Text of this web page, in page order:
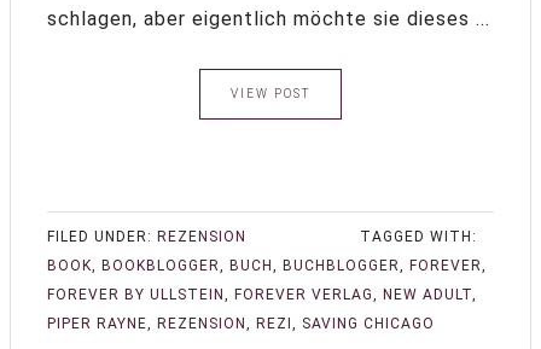
schlagen, aber eigentlich möchte sie dieses ...
VIEW POST
FILED UNDER: REZENSION
TAGGED WITH:
BOOK, BOOKBLOGGER, BUCH , BUCHBLOGGER, FOREVER,
FOREVER BY ULLSTEIN , FOREVER VERLAG, NEW ADULT,
PIPER RAYNE, REZENSION , REZI , SAVING CHICAGO